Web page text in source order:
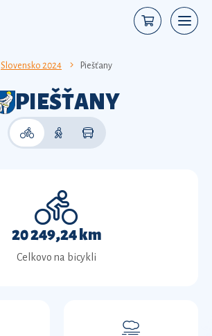
Slovensko 2024 Piešťany
PIEŠŤANY
20 249,24 km
Celkovo na bicykli